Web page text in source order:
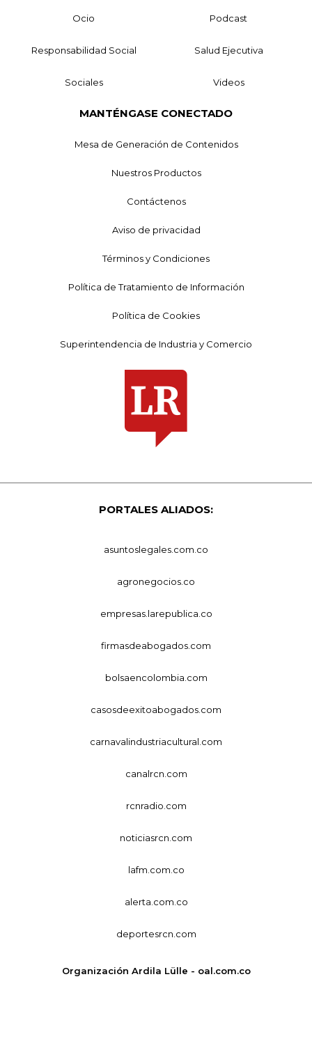
Ocio Podcast
Responsabilidad Social Salud Ejecutiva
Sociales Videos
MANTÉNGASE CONECTADO
Mesa de Generación de Contenidos
Nuestros Productos
Contáctenos
Aviso de privacidad
Términos y Condiciones
Política de Tratamiento de Información
Política de Cookies
Superintendencia de Industria y Comercio
PORTALES ALIADOS:
asuntoslegales.com.co
agronegocios.co
empresas.larepublica.co
firmasdeabogados.com
bolsaencolombia.com
casosdeexitoabogados.com
carnavalindustriacultural.com
canalrcn.com
rcnradio.com
noticiasrcn.com
lafm.com.co
alerta.com.co
deportesrcn.com
Organización Ardila Lülle - oal.com.co